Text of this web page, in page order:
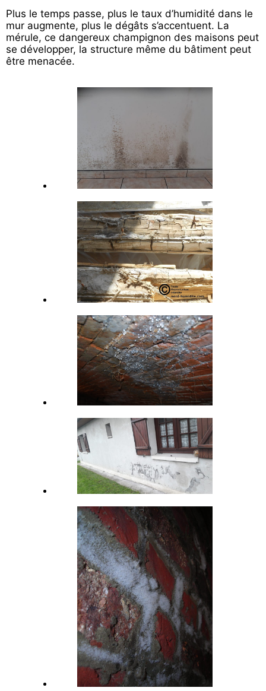
Plus le temps passe, plus le taux d’humidité dans le
mur augmente, plus le dégâts s’accentuent. La
mérule, ce dangereux champignon des maisons peut
se développer, la structure même du bâtiment peut
être menacée.